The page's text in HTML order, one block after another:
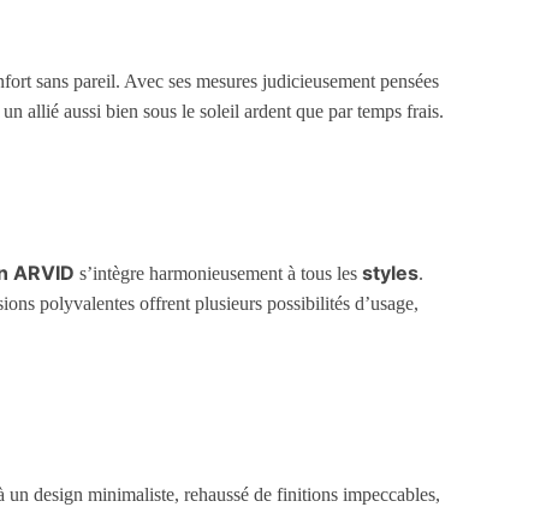
sans pareil. Avec ses mesures judicieusement pensées
allié aussi bien sous le soleil ardent que par temps frais.
ARVID s’intègre harmonieusement à tous lesstyles.
polyvalentes offrent plusieurs possibilités d’usage,
un design minimaliste, rehaussé de finitions impeccables,